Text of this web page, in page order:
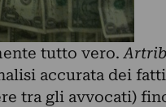
tutto vero.
accurata dei
tra gli avvocati)